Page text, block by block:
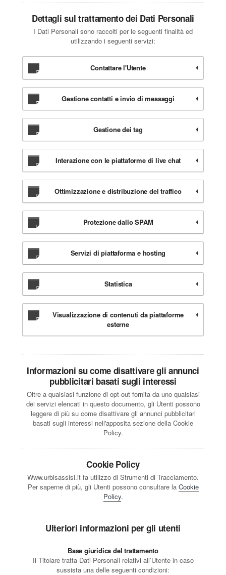
Dettagli sul trattamento dei Dati Personali
I Dati Personali sono raccolti per le seguenti finalità ed
utilizzando i seguenti servizi:
Contattare l'Utente
Gestione contatti e invio di messaggi
Gestione dei tag
Interazione con le piattaforme di live chat
Ottimizzazione e distribuzione del traffico
Protezione dallo SPAM
Servizi di piattaforma e hosting
Statistica
Visualizzazione di contenuti da piattaforme
esterne
Informazioni su come disattivare gli annunci
pubblicitari basati sugli interessi
Oltre a qualsiasi funzione di opt-out fornita da uno qualsiasi
dei servizi elencati in questo documento, gli Utenti possono
leggere di più su come disattivare gli annunci pubblicitari
basati sugli interessi nell'apposita sezione della Cookie
Policy.
Cookie Policy
Www.urbisassisi.it fa utilizzo di Strumenti di Tracciamento.
Per saperne di più, gli Utenti possono consultare la Cookie
Policy.
Ulteriori informazioni per gli utenti
Base giuridica del trattamento
Il Titolare tratta Dati Personali relativi all’Utente in caso
sussista una delle seguenti condizioni: